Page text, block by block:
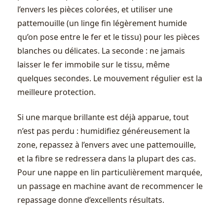
l’envers les pièces colorées, et utiliser une
pattemouille (un linge fin légèrement humide
qu’on pose entre le fer et le tissu) pour les pièces
blanches ou délicates. La seconde : ne jamais
laisser le fer immobile sur le tissu, même
quelques secondes. Le mouvement régulier est la
meilleure protection.
Si une marque brillante est déjà apparue, tout
n’est pas perdu : humidifiez généreusement la
zone, repassez à l’envers avec une pattemouille,
et la fibre se redressera dans la plupart des cas.
Pour une nappe en lin particulièrement marquée,
un passage en machine avant de recommencer le
repassage donne d’excellents résultats.